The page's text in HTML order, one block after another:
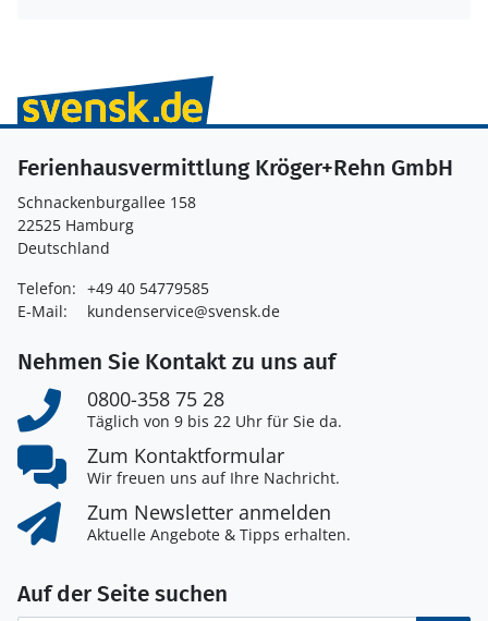
Ferienhausvermittlung Kröger+Rehn GmbH
Schnackenburgallee 158
22525 Hamburg
Deutschland
Telefon: +49 40 54779585
E-Mail:
kundenservice@svensk.de
Nehmen Sie Kontakt zu uns auf
0800-358 75 28
Täglich von 9 bis 22 Uhr für Sie da.
Zum Kontaktformular
Wir freuen uns auf Ihre Nachricht.
Zum Newsletter anmelden
Aktuelle Angebote & Tipps erhalten.
Auf der Seite suchen